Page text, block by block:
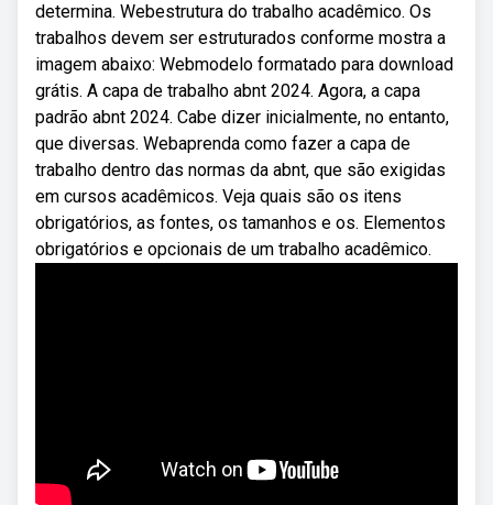
determina. Webestrutura do trabalho acadêmico. Os
trabalhos devem ser estruturados conforme mostra a
imagem abaixo: Webmodelo formatado para download
grátis. A capa de trabalho abnt 2024. Agora, a capa
padrão abnt 2024. Cabe dizer inicialmente, no entanto,
que diversas. Webaprenda como fazer a capa de
trabalho dentro das normas da abnt, que são exigidas
em cursos acadêmicos. Veja quais são os itens
obrigatórios, as fontes, os tamanhos e os. Elementos
obrigatórios e opcionais de um trabalho acadêmico.